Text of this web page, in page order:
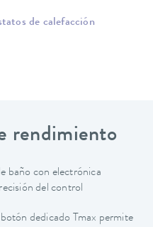
de calefacción
rendimiento
baño con electrónica
del control
dedicado Tmax permite